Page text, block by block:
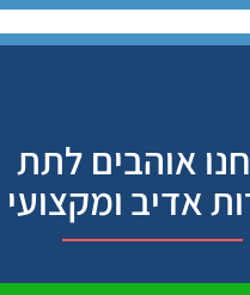
אוהבים לתת
אדיב ומקצועי